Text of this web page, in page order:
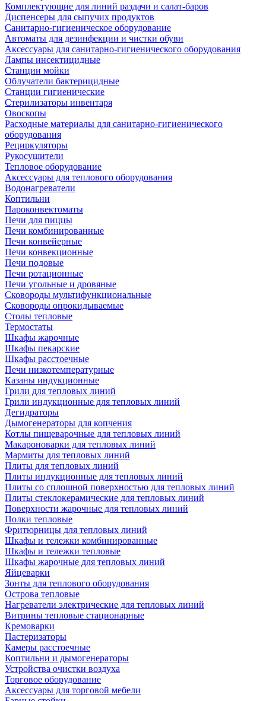
Комплектующие для линий раздачи и салат-баров
Диспенсеры для сыпучих продуктов
Санитарно-гигиеническое оборудование
Автоматы для дезинфекции и чистки обуви
Аксессуары для санитарно-гигиенического оборудования
Лампы инсектицидные
Станции мойки
Облучатели бактерицидные
Станции гигиенические
Стерилизаторы инвентаря
Овоскопы
Расходные материалы для санитарно-гигиенического
оборудования
Рециркуляторы
Рукосушители
Тепловое оборудование
Аксессуары для теплового оборудования
Водонагреватели
Коптильни
Пароконвектоматы
Печи для пиццы
Печи комбинированные
Печи конвейерные
Печи конвекционные
Печи подовые
Печи ротационные
Печи угольные и дровяные
Сковороды мультифункциональные
Сковороды опрокидываемые
Столы тепловые
Термостаты
Шкафы жарочные
Шкафы пекарские
Шкафы расстоечные
Печи низкотемпературные
Казаны индукционные
Грили для тепловых линий
Грили индукционные для тепловых линий
Дегидраторы
Дымогенераторы для копчения
Котлы пищеварочные для тепловых линий
Макароноварки для тепловых линий
Мармиты для тепловых линий
Плиты для тепловых линий
Плиты индукционные для тепловых линий
Плиты со сплошной поверхностью для тепловых линий
Плиты стеклокерамические для тепловых линий
Поверхности жарочные для тепловых линий
Полки тепловые
Фритюрницы для тепловых линий
Шкафы и тележки комбинированные
Шкафы и тележки тепловые
Шкафы жарочные для тепловых линий
Яйцеварки
Зонты для теплового оборудования
Острова тепловые
Нагреватели электрические для тепловых линий
Витрины тепловые стационарные
Кремоварки
Пастеризаторы
Камеры расстоечные
Коптильни и дымогенераторы
Устройства очистки воздуха
Торговое оборудование
Аксессуары для торговой мебели